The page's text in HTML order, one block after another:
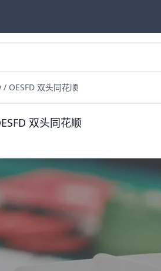
OESFD 双头同花顺
双头同花顺